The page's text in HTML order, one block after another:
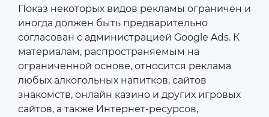
Показ некоторых видов рекламы ограничен и
иногда должен быть предварительно
согласован с администрацией Google Ads. К
материалам, распространяемым на
ограниченной основе, относится реклама
любых алкогольных напитков, сайтов
знакомств, онлайн казино и других игровых
сайтов, а также Интернет-ресурсов,